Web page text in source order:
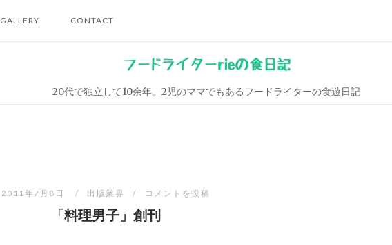
GALLERY CONTACT
フードライターrieの食日記
20代で独立して10余年。2児のママでもあるフードライターの食遊日記
2011年7月8日 出版業界 コメントを投稿
「料理男子」創刊